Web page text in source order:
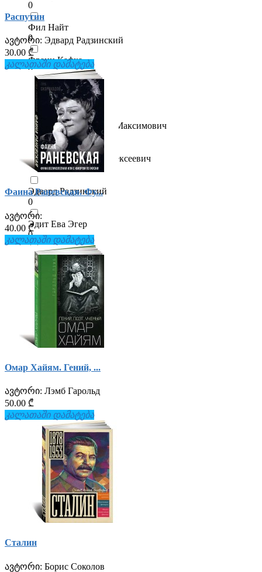
0
Фил Найт
0
Франц Кафка
0
Хилфигер Томми
Цискаридзе Николай Максимович
Шорохов Алексей Алексеевич
0
Эдвард Радзинский
0
Эдит Ева Эгер
0
Эрик Метаксас
Эрих Мария Ремарк
Юрий Емельянов
0
Распутин
ავტორი: Эдвард Радзинский
30.00 ₾
კალათაში დამატება
Фаина Раневская. Фу...
ავტორი:
40.00 ₾
კალათაში დამატება
Омар Хайям. Гений, ...
ავტორი: Лэмб Гарольд
50.00 ₾
კალათაში დამატება
Сталин
ავტორი: Борис Соколов